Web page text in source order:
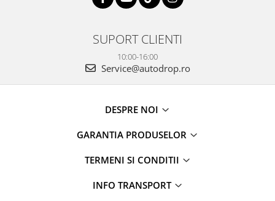
SUPORT CLIENTI
10:00-16:00
Service@autodrop.ro
DESPRE NOI
GARANTIA PRODUSELOR
TERMENI SI CONDITII
INFO TRANSPORT